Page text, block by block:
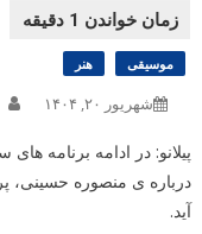
موسیقی هنر
شهریور ۲۰, ۱۴۰۴
پیلانو: در ادامه برنامه
درباره ی منصوره
آید.